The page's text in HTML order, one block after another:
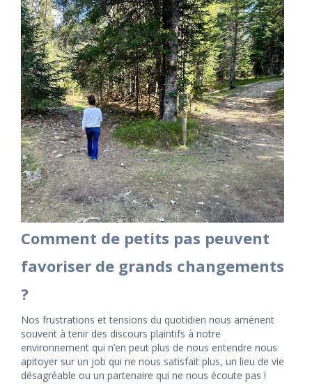
Comment de petits pas peuvent
favoriser de grands changements
?
Nos frustrations et tensions du quotidien nous amènent
souvent à tenir des discours plaintifs à notre
environnement qui n’en peut plus de nous entendre nous
apitoyer sur un job qui ne nous satisfait plus, un lieu de vie
désagréable ou un partenaire qui ne nous écoute pas !